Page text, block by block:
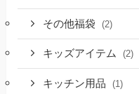
その他福袋 (2)
キッズアイテム (2)
キッチン用品 (1)